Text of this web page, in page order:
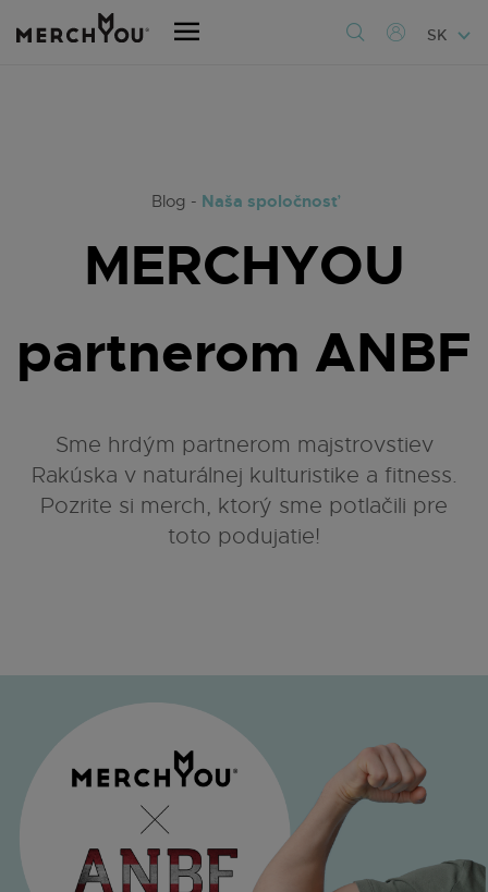
SK
Blog - Naša spoločnosť
MERCHYOU
partnerom ANBF
Sme hrdým partnerom majstrovstiev
Rakúska v naturálnej kulturistike a fitness.
Pozrite si merch, ktorý sme potlačili pre
toto podujatie!